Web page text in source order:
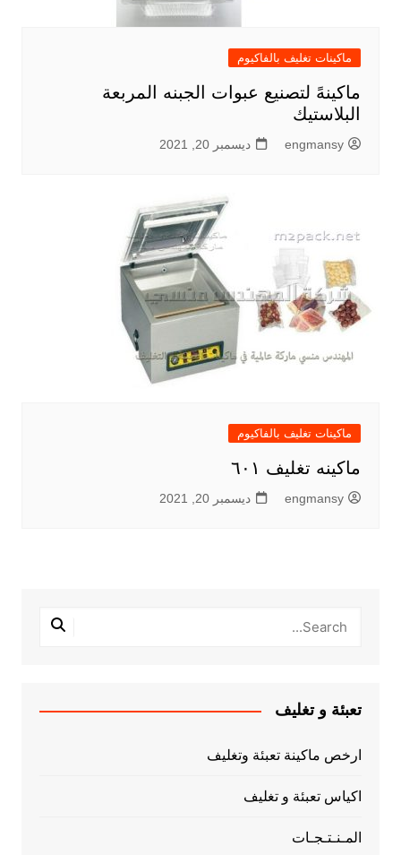
ماكينات تغليف بالفاكيوم
ماكينهً لتصنيع عبوات الجبنه المربعة
البلاستيك
engmansy ديسمبر 20, 2021
ماكينات تغليف بالفاكيوم
ماكينه تغليف ٦٠١
engmansy ديسمبر 20, 2021
تعبئة و تغليف
ارخص ماكينة تعبئة وتغليف
اكياس تعبئة و تغليف
المـنـتـجـات